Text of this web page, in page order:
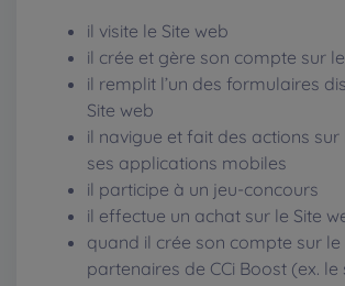
il visite le Site web
il crée et gère son compte sur
il remplit l’un des formulaires
Site web
il navigue et fait des actions sur
ses applications mobiles
il participe à un jeu-concours
il effectue un achat sur le Site
quand il crée son compte sur le
partenaires de CCi Boost (ex. le